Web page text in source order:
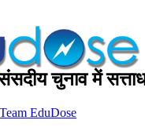
संसदीय चुनाव में
Team EduDose